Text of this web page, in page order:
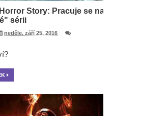
Story: Pracuje se na
sérii
neděle, září 25, 2016